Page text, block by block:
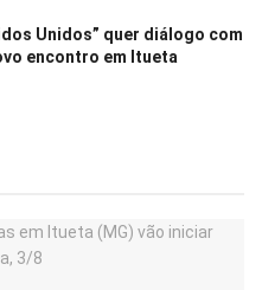
Unidos” quer diálogo com
encontro em Itueta